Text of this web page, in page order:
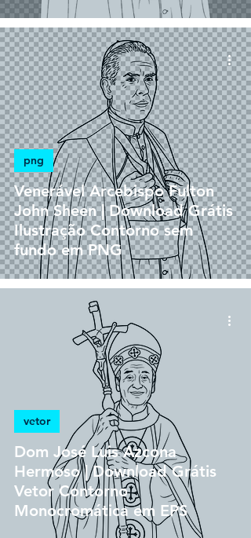
Venerável Arcebispo Fulton
John Sheen | Download Grátis
Ilustração Contorno sem
fundo em PNG
png
Dom José Luis Azcona
Hermoso | Download Grátis
Vetor Contorno
Monocromática em EPS
vetor